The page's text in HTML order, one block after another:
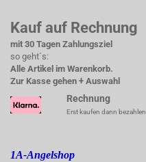
Kauf auf Rechnung
mit 30 Tagen Zahlungsziel
so geht´s:
Alle Artikel im Warenkorb.
Zur Kasse gehen + Auswahl
Rechnung
Erst kaufen dann bezahlen
1A-Angelshop